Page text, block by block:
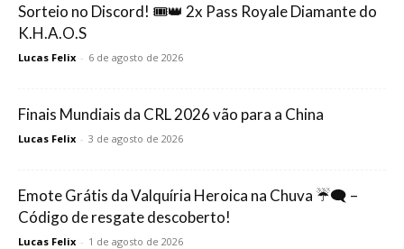
Sorteio no Discord! 🎟️👑 2x Pass Royale Diamante do
K.H.A.O.S
Lucas Felix - 6 de agosto de 2026
Finais Mundiais da CRL 2026 vão para a China
Lucas Felix - 3 de agosto de 2026
Emote Grátis da Valquíria Heroica na Chuva ☔🗨️ –
Código de resgate descoberto!
Lucas Felix - 1 de agosto de 2026